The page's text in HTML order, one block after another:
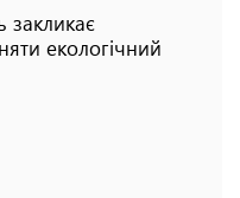
закликає
екологічний